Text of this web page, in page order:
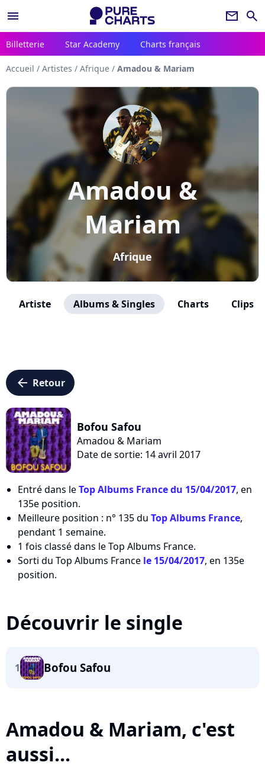
menu newsletter search
Billetterie Star Academy Charts français
Accueil / Artistes / Afrique / Amadou & Mariam
Amadou &
Mariam
Afrique
Artiste Albums & Singles Charts Clips
arrow_left Retour
Bofou Safou
Amadou & Mariam
Date de sortie: 14 avril 2017
Entré dans leTop Albums France du 15/04/2017, en
135e position.
Meilleure position : n° 135 du Top Albums France,
pendant 1 semaine.
1 fois classé dans le Top Albums France.
Sorti du Top Albums France le 15/04/2017, en 135e
position.
Découvrir le single
1 Bofou Safou
Amadou & Mariam, c'est
aussi...